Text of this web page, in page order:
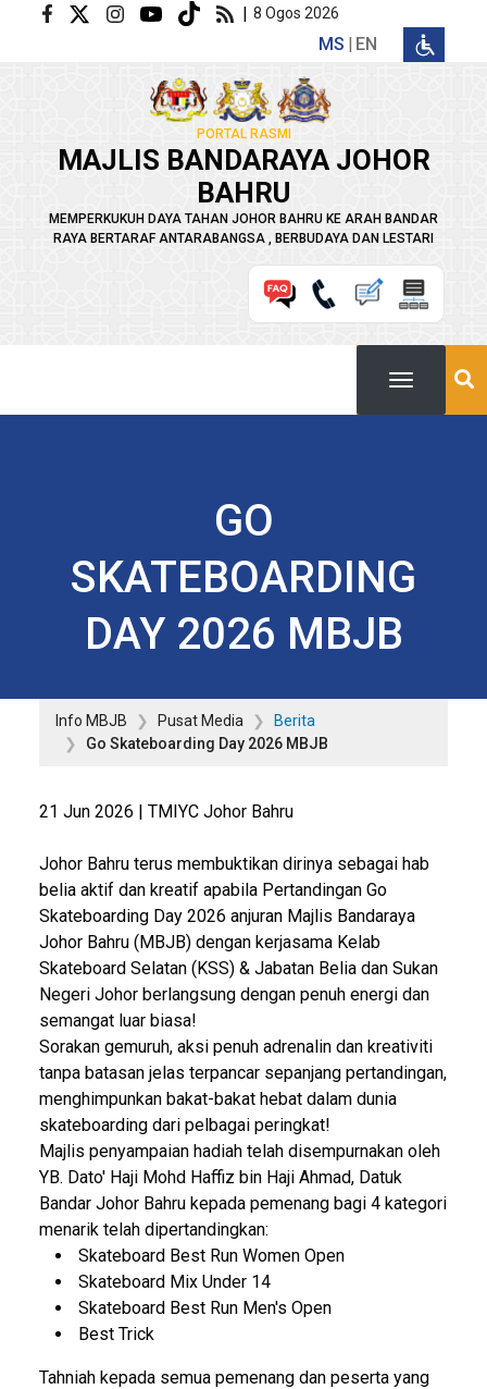
Langkau ke kandungan utama | 8 Ogos 2026
MS EN
PORTAL RASMI
MAJLIS BANDARAYA JOHOR
BAHRU
MEMPERKUKUH DAYA TAHAN JOHOR BAHRU KE ARAH BANDAR
RAYA BERTARAF ANTARABANGSA , BERBUDAYA DAN LESTARI
GO
SKATEBOARDING
DAY 2026 MBJB
Info MBJB Pusat Media
Berita
Go Skateboarding Day 2026 MBJB
21 Jun 2026 | TMIYC Johor Bahru
Johor Bahru terus membuktikan dirinya sebagai hab
belia aktif dan kreatif apabila Pertandingan Go
Skateboarding Day 2026 anjuran Majlis Bandaraya
Johor Bahru (MBJB) dengan kerjasama Kelab
Skateboard Selatan (KSS) & Jabatan Belia dan Sukan
Negeri Johor berlangsung dengan penuh energi dan
semangat luar biasa!
Sorakan gemuruh, aksi penuh adrenalin dan kreativiti
tanpa batasan jelas terpancar sepanjang pertandingan,
menghimpunkan bakat-bakat hebat dalam dunia
skateboarding dari pelbagai peringkat!
Majlis penyampaian hadiah telah disempurnakan oleh
YB. Dato' Haji Mohd Haffiz bin Haji Ahmad, Datuk
Bandar Johor Bahru kepada pemenang bagi 4 kategori
menarik telah dipertandingkan:
Skateboard Best Run Women Open
Skateboard Mix Under 14
Skateboard Best Run Men's Open
Best Trick
Tahniah kepada semua pemenang dan peserta yang